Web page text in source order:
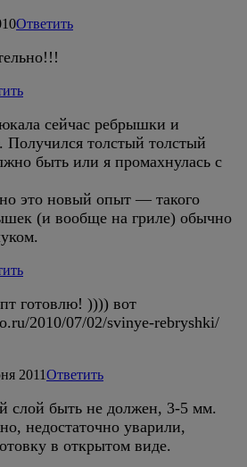
Ответить
сейчас ребрышки и
Получился толстый толстый
быть или я промахнулась с
это новый опыт — такого
(и вообще на гриле) обычно
готовлю! )))) вот
2010/07/02/svinye-rebryshki/
2011Ответить
слой быть не должен, 3-5 мм.
недостаточно уварили,
в открытом виде.